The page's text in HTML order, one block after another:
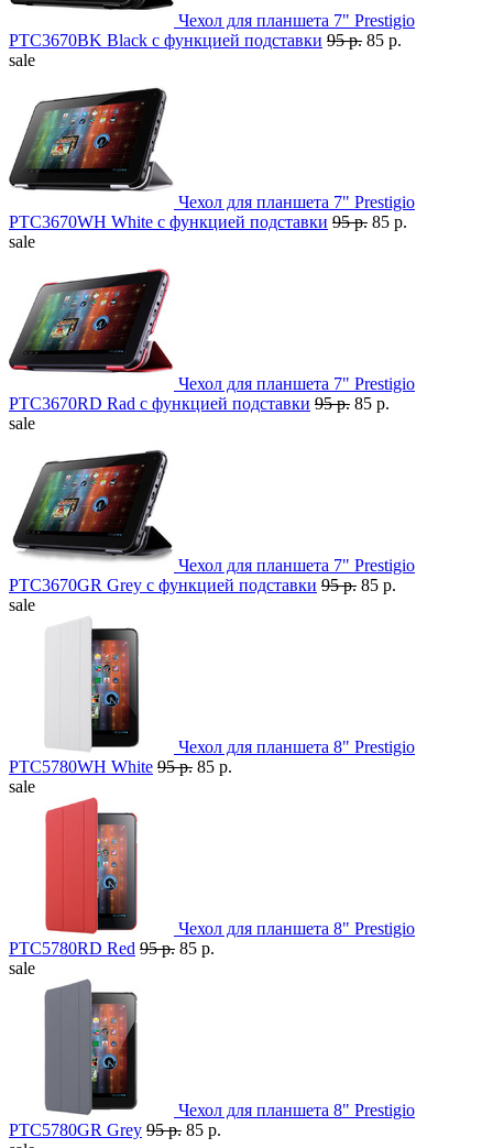
Чехол для планшета 7" Prestigio
PTC3670BK Black с функцией подставки 95 р. 85 р.
sale
Чехол для планшета 7" Prestigio
PTC3670WH White с функцией подставки 95 р. 85 р.
sale
Чехол для планшета 7" Prestigio
PTC3670RD Rad с функцией подставки 95 р. 85 р.
sale
Чехол для планшета 7" Prestigio
PTC3670GR Grey с функцией подставки 95 р. 85 р.
sale
Чехол для планшета 8" Prestigio
PTC5780WH White 95 р. 85 р.
sale
Чехол для планшета 8" Prestigio
PTC5780RD Red 95 р. 85 р.
sale
Чехол для планшета 8" Prestigio
PTC5780GR Grey 95 р. 85 р.